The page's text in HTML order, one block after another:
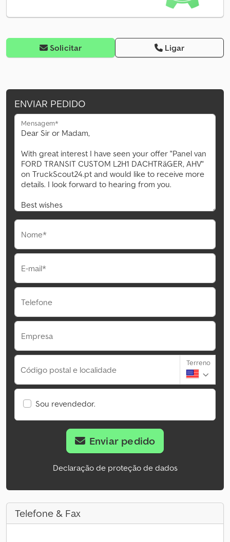
Solicitar Ligar
ENVIAR PEDIDO
Mensagem*
Nome*
E-mail*
Telefone
Empresa
Código postal e localidade
Terreno
Sou revendedor.
Enviar pedido
Declaração de proteção de dados
Telefone & Fax